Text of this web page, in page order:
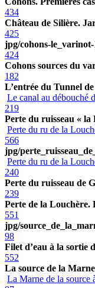
434
Château de Silière.
425
jpg/cohons-
424
Cohons sources du
182
L’entrée du Tunnel
Le canal au débouché
219
Perte du ruisseau «
Perte du ru de la
566
jpg/
Perte du ru de la
240
Perte du ruisseau de
239
Perte de la Louchère.
551
jpg/
98
Filet d’eau à la sortie
552
La source de la Marne
La Marne de la source